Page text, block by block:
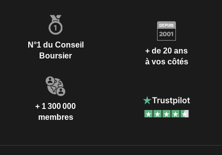
N°1 du Conseil
Boursier
+ de 20 ans
à vos côtés
+ 1 300 000
membres